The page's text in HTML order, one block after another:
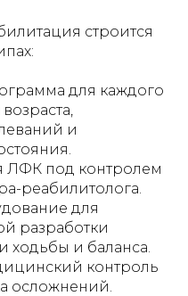
строится
для каждого
и
ЛФК под контролем
реабилитолога.
для
разработки
ходьбы и баланса.
контроль
осложнений.